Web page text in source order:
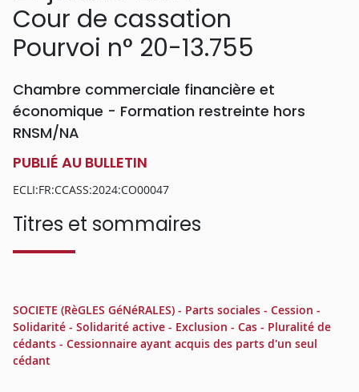
Cour de cassation
Pourvoi n° 20-13.755
Chambre commerciale financière et
économique - Formation restreinte hors
RNSM/NA
PUBLIÉ AU BULLETIN
ECLI:FR:CCASS:2024:CO00047
Titres et sommaires
SOCIETE (RèGLES GéNéRALES) - Parts sociales - Cession -
Solidarité - Solidarité active - Exclusion - Cas - Pluralité de
cédants - Cessionnaire ayant acquis des parts d'un seul
cédant